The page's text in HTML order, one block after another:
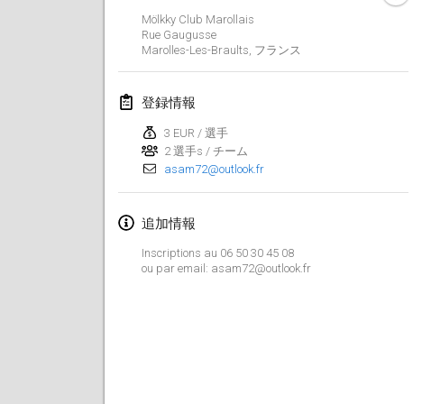
Mölkky Club Marollais
Rue Gaugusse
Marolles-Les-Braults フランス
登録情報
3 EUR / 選手
2 選手s / チーム
asam72@outlook.fr
追加情報
Inscriptions au 06 50 30 45 08
ou par email: asam72@outlook.fr
2019年2月
Kotka Mölkky Open Indoor
2019年2月2日
Lumi Mölkky
2019年2月9日|フィンランド
Tournoi de la St Valentin